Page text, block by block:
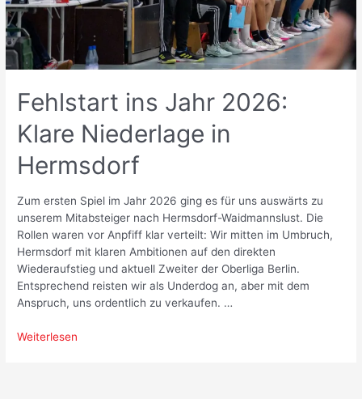
Fehlstart ins Jahr 2026:
Klare Niederlage in
Hermsdorf
Zum ersten Spiel im Jahr 2026 ging es für uns auswärts zu
unserem Mitabsteiger nach Hermsdorf-Waidmannslust. Die
Rollen waren vor Anpfiff klar verteilt: Wir mitten im Umbruch,
Hermsdorf mit klaren Ambitionen auf den direkten
Wiederaufstieg und aktuell Zweiter der Oberliga Berlin.
Entsprechend reisten wir als Underdog an, aber mit dem
Anspruch, uns ordentlich zu verkaufen. …
Fehlstart
Weiterlesen